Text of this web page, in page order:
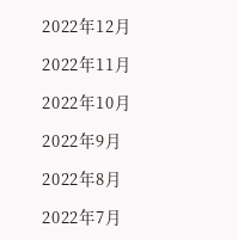
2022年12月
2022年11月
2022年10月
2022年9月
2022年8月
2022年7月